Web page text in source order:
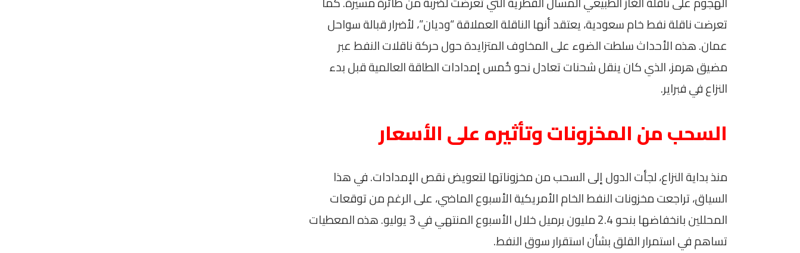
تعرضت ناقلة نفط خام سعودية، يعتقد أنها الناقلة العملاقة “وديان”، لأضرار قبالة سواحل
عمان. هذه الأحداث سلطت الضوء على المخاوف المتزايدة حول حركة ناقلات النفط عبر
مضيق هرمز، الذي كان ينقل شحنات تعادل نحو خُمس إمدادات الطاقة العالمية قبل بدء
النزاع في فبراير.
السحب من المخزونات وتأثيره على الأسعار
منذ بداية النزاع، لجأت الدول إلى السحب من مخزوناتها لتعويض نقص الإمدادات. في هذا
السياق، تراجعت مخزونات النفط الخام الأمريكية الأسبوع الماضي، على الرغم من توقعات
المحللين بانخفاضها بنحو 2.4 مليون برميل خلال الأسبوع المنتهي في 3 يوليو. هذه المعطيات
تساهم في استمرار القلق بشأن استقرار سوق النفط.